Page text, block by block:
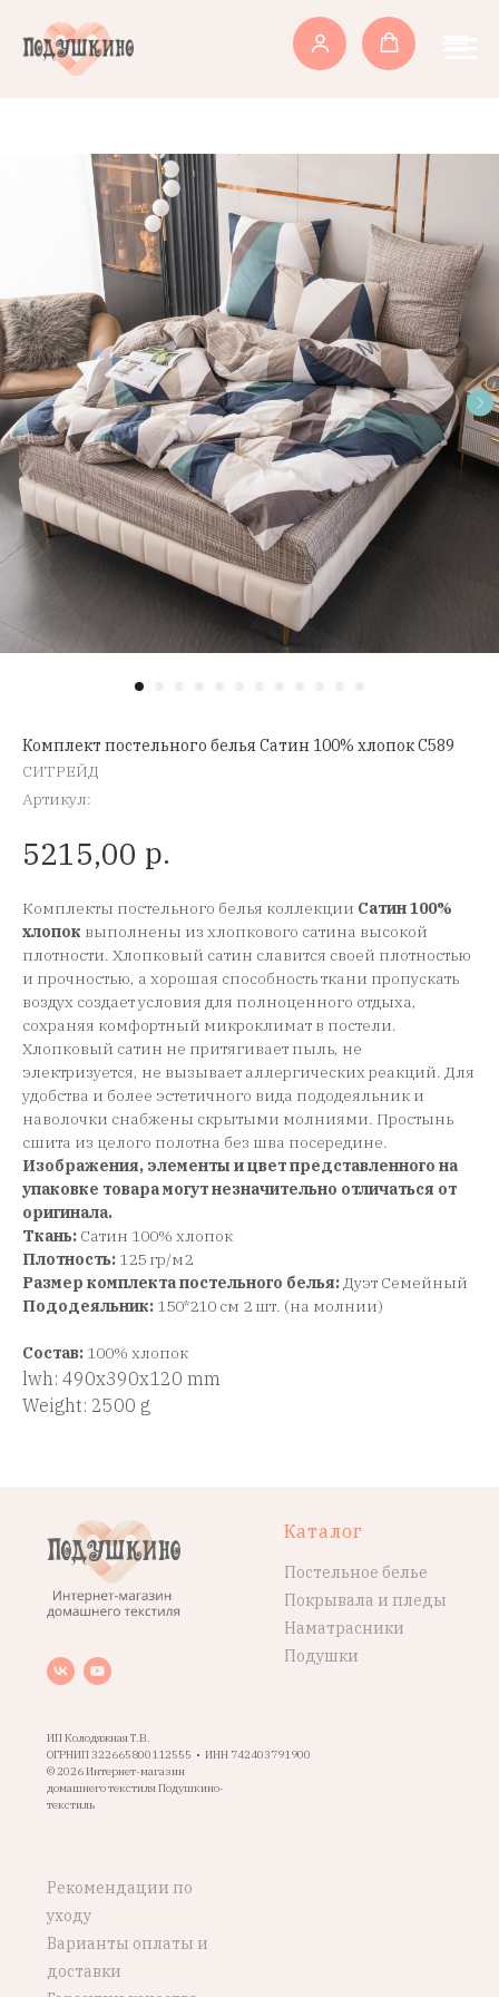
Комплект постельного белья Сатин 100% хлопок C589
СИТРЕЙД
Артикул:
5215,00 р.
Комплекты постельного белья коллекции Сатин 100%
хлопок выполнены из хлопкового сатина высокой
плотности. Хлопковый сатин славится своей плотностью
и прочностью, а хорошая способность ткани пропускать
воздух создает условия для полноценного отдыха,
сохраняя комфортный микроклимат в постели.
Хлопковый сатин не притягивает пыль, не
электризуется, не вызывает аллергических реакций. Для
удобства и более эстетичного вида пододеяльник и
наволочки снабжены скрытыми молниями. Простынь
сшита из целого полотна без шва посередине.
Изображения, элементы и цвет представленного на
упаковке товара могут незначительно отличаться от
оригинала.
Ткань: Сатин 100% хлопок
Плотность: 125 гр/м2
Размер комплекта постельного белья:Дуэт Семейный
Пододеяльник: 150*210 см 2 шт. (на молнии)
Состав: 100% хлопок
lwh: 490x390x120 mm
Weight: 2500 g
ИП Колодяжная Т.В.
ОГРНИП 322665800112555 • ИНН 742403791900
© 2026 Интернет-магазин
домашнего текстиля Подушкино-
текстиль
Каталог
Постельное белье
Покрывала и пледы
Наматрасники
Подушки
Рекомендации по
уходу
Варианты оплаты и
доставки